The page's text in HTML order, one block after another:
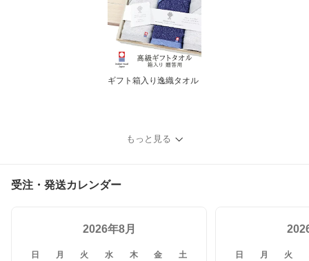
ギフト箱入り逸織タオル
もっと見る
受注・発送カレンダー
2026年8月
日 月 火 水 木 金 土 日 月 火